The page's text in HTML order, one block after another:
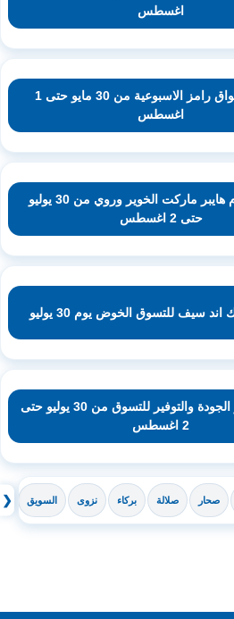
اغسطس
عروض أسواق رامز الاسبوعية من 30 مايو حتى 1
اغسطس
عروض ك ام هايبر ماركت الخوير وروي من 30 يوليو
حتى 2 اغسطس
سيف للتسوق الخوض يوم 30 يوليو
عروض مركز الجودة والتوفير للتسوق من 30 يوليو حتى
2 اغسطس
❮ صحار صلالة بركاء نزوى السويق